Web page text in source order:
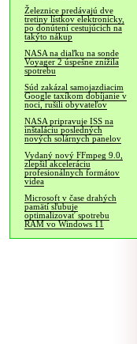
Železnice predávajú dve
tretiny lístkov elektronicky,
po donútení cestujúcich na
takýto nákup
NASA na diaľku na sonde
Voyager 2 úspešne znížila
spotrebu
Súd zakázal samojazdiacim
Google taxíkom dobíjanie v
noci, rušili obyvateľov
NASA pripravuje ISS na
inštaláciu posledných
nových solárnych panelov
Vydaný nový FFmpeg 9.0,
zlepšil akceleráciu
profesionálnych formátov
videa
Microsoft v čase drahých
pamätí sľubuje
optimalizovať spotrebu
RAM vo Windows 11